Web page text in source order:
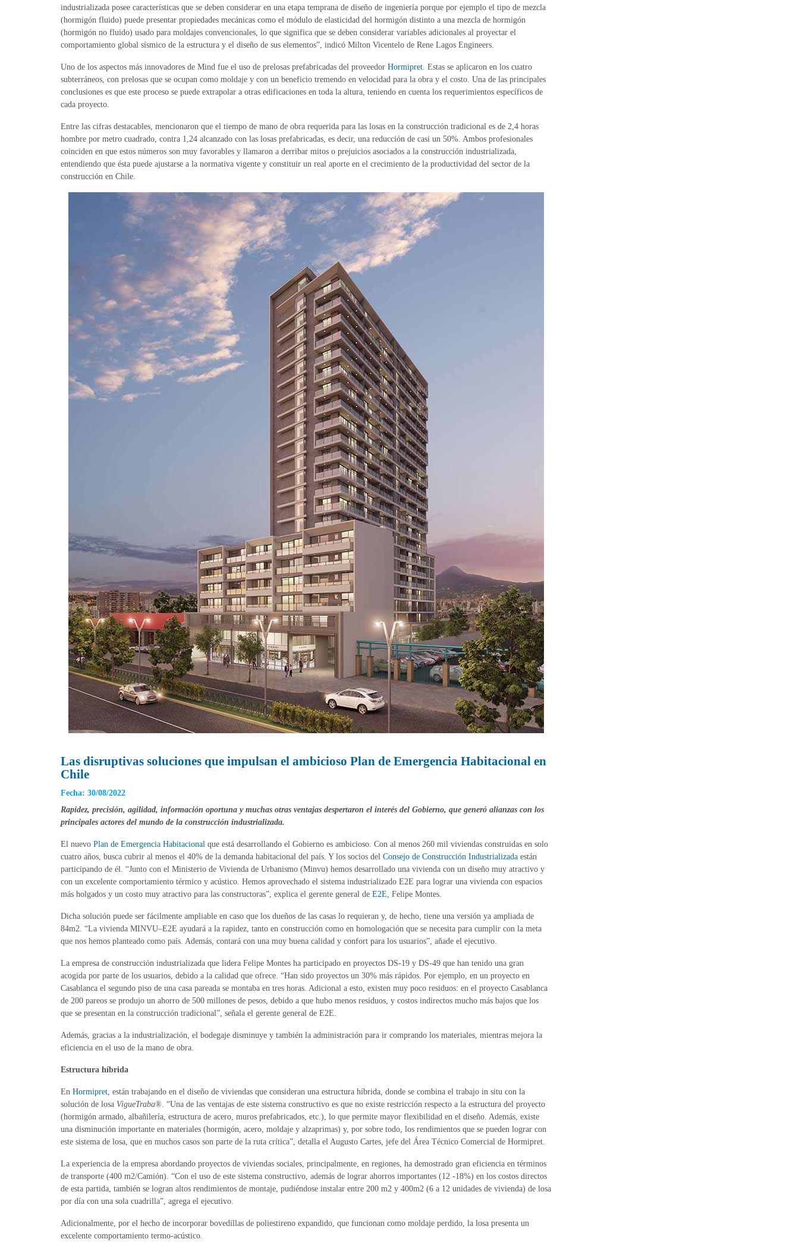
industrializada posee características que se deben considerar en una etapa temprana de diseño de ingeniería porque por ejemplo el tipo de mezcla
(hormigón fluido) puede presentar propiedades mecánicas como el módulo de elasticidad del hormigón distinto a una mezcla de hormigón
(hormigón no fluido) usado para moldajes convencionales, lo que significa que se deben considerar variables adicionales al proyectar el
comportamiento global sísmico de la estructura y el diseño de sus elementos”, indicó Milton Vicentelo de Rene Lagos Engineers.
Uno de los aspectos más innovadores de Mind fue el uso de prelosas prefabricadas del proveedor Hormipret . Estas se aplicaron en los cuatro
subterráneos, con prelosas que se ocupan como moldaje y con un beneficio tremendo en velocidad para la obra y el costo. Una de las principales
conclusiones es que este proceso se puede extrapolar a otras edificaciones en toda la altura, teniendo en cuenta los requerimientos específicos de
cada proyecto.
Entre las cifras destacables, mencionaron que el tiempo de mano de obra requerida para las losas en la construcción tradicional es de 2,4 horas
hombre por metro cuadrado, contra 1,24 alcanzado con las losas prefabricadas, es decir, una reducción de casi un 50%. Ambos profesionales
coinciden en que estos números son muy favorables y llamaron a derribar mitos o prejuicios asociados a la construcción industrializada,
entendiendo que ésta puede ajustarse a la normativa vigente y constituir un real aporte en el crecimiento de la productividad del sector de la
construcción en Chile.
Las disruptivas soluciones que impulsan el ambicioso Plan de Emergencia Habitacional en
Chile
Fecha: 30/08/2022
Rapidez, precisión, agilidad, información oportuna y muchas otras ventajas despertaron el interés del Gobierno, que generó alianzas con los
principales actores del mundo de la construcción industrializada.
El nuevo Plan de Emergencia Habitacional que está desarrollando el Gobierno es ambicioso. Con al menos 260 mil viviendas construidas en solo
cuatro años, busca cubrir al menos el 40% de la demanda habitacional del país. Y los socios del Consejo de Construcción Industrializada están
participando de él. “Junto con el Ministerio de Vivienda de Urbanismo (Minvu) hemos desarrollado una vivienda con un diseño muy atractivo y
con un excelente comportamiento térmico y acústico. Hemos aprovechado el sistema industrializado E2E para lograr una vivienda con espacios
más holgados y un costo muy atractivo para las constructoras”, explica el gerente general de E2E , Felipe Montes.
Dicha solución puede ser fácilmente ampliable en caso que los dueños de las casas lo requieran y, de hecho, tiene una versión ya ampliada de
84m2. “La vivienda MINVU–E2E ayudará a la rapidez, tanto en construcción como en homologación que se necesita para cumplir con la meta
que nos hemos planteado como país. Además, contará con una muy buena calidad y confort para los usuarios”, añade el ejecutivo.
La empresa de construcción industrializada que lidera Felipe Montes ha participado en proyectos DS-19 y DS-49 que han tenido una gran
acogida por parte de los usuarios, debido a la calidad que ofrece. “Han sido proyectos un 30% más rápidos. Por ejemplo, en un proyecto en
Casablanca el segundo piso de una casa pareada se montaba en tres horas. Adicional a esto, existen muy poco residuos: en el proyecto Casablanca
de 200 pareos se produjo un ahorro de 500 millones de pesos, debido a que hubo menos residuos, y costos indirectos mucho más bajos que los
que se presentan en la construcción tradicional”, señala el gerente general de E2E.
Además, gracias a la industrialización, el bodegaje disminuye y también la administración para ir comprando los materiales, mientras mejora la
eficiencia en el uso de la mano de obra.
Estructura híbrida
En Hormipret , están trabajando en el diseño de viviendas que consideran una estructura híbrida, donde se combina el trabajo in situ con la
solución de losa VigueTraba® . “Una de las ventajas de este sistema constructivo es que no existe restricción respecto a la estructura del proyecto
(hormigón armado, albañilería, estructura de acero, muros prefabricados, etc.), lo que permite mayor flexibilidad en el diseño. Además, existe
una disminución importante en materiales (hormigón, acero, moldaje y alzaprimas) y, por sobre todo, los rendimientos que se pueden lograr con
este sistema de losa, que en muchos casos son parte de la ruta crítica”, detalla el Augusto Cartes, jefe del Área Técnico Comercial de Hormipret.
La experiencia de la empresa abordando proyectos de viviendas sociales, principalmente, en regiones, ha demostrado gran eficiencia en términos
de transporte (400 m2/Camión). “Con el uso de este sistema constructivo, además de lograr ahorros importantes (12 -18%) en los costos directos
de esta partida, también se logran altos rendimientos de montaje, pudiéndose instalar entre 200 m2 y 400m2 (6 a 12 unidades de vivienda) de losa
por día con una sola cuadrilla”, agrega el ejecutivo.
Adicionalmente, por el hecho de incorporar bovedillas de poliestireno expandido, que funcionan como moldaje perdido, la losa presenta un
excelente comportamiento termo-acústico.